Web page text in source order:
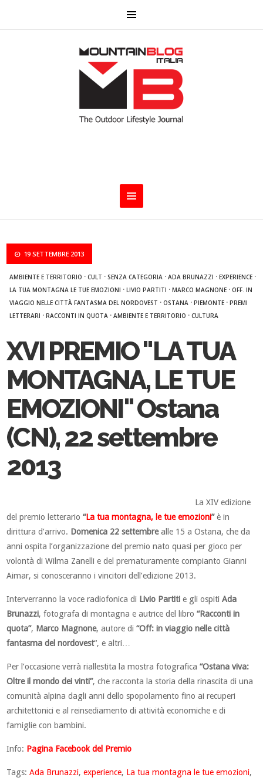
19 SETTEMBRE 2013
AMBIENTE E TERRITORIO ·CULT ·SENZA CATEGORIA ·ADA BRUNAZZI ·EXPERIENCE ·
LA TUA MONTAGNA LE TUE EMOZIONI ·LIVIO PARTITI ·MARCO MAGNONE ·OFF. IN
VIAGGIO NELLE CITTÀ FANTASMA DEL NORDOVEST ·OSTANA ·PIEMONTE ·PREMI
LETTERARI ·RACCONTI IN QUOTA ·AMBIENTE E TERRITORIO ·CULTURA
XVI PREMIO "LA TUA
MONTAGNA, LE TUE
EMOZIONI" Ostana
(CN), 22 settembre
2013
La XIV edizione
del premio letterario“La tua montagna, le tue emozioni”è in
dirittura d’arrivo. Domenica 22 settembrealle 15 a Ostana, che da
anni ospita l’organizzazione del premio nato quasi per gioco per
volontà di Wilma Zanelli e del prematuramente compianto Gianni
Aimar, si conosceranno i vincitori dell’edizione 2013.
Interverranno la voce radiofonica di Livio Partiti e gli ospitiAda
Brunazzi, fotografa di montagna e autrice del libro“Racconti in
quota”, Marco Magnone, autore di“Off: in viaggio nelle città
fantasma del nordovest“, e altri…
Per l’occasione verrà riallestita la mostra fotografica “Ostana viva:
Oltre il mondo dei vinti”, che racconta la storia della rinascita di una
comunità alpina dagli anni dello spopolamento fino ai recuperi
architettonici e al reinsediamento di attività economiche e di
famiglie con bambini.
Info: Pagina Facebook del Premio
Tags:Ada Brunazzi,experience, La tua montagna le tue emozioni,